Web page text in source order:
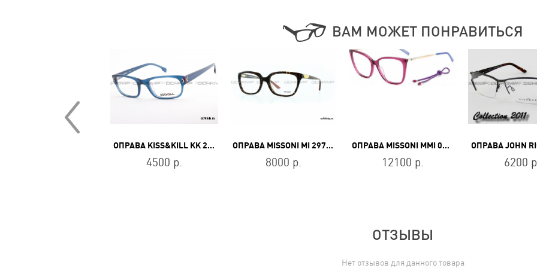
ВАМ МОЖЕТ ПОНРАВИТЬСЯ
ОПРАВА KISS&KILL KK 2602 004
4500 р.
ОПРАВА MISSONI MI 297V 02
8000 р.
ОПРАВА MISSONI MMI 0123 OT7
12100 р. 6200 р.
ОТЗЫВЫ
Нет отзывов для данного товара